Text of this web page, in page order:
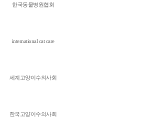
한국동물병원협회
international cat care
세계고양이수의사회
한국고양이수의사회